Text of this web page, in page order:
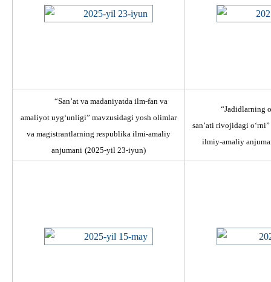
“San’at va madaniyatda ilm-fan va
amaliyot uyg‘unligi” mavzusidagi yosh olimlar
va magistrantlarning respublika ilmi-amaliy
anjumani (2025-yil 23-iyun)
“Jadidlarning
san’ati rivojidagi
ilmiy-amaliy